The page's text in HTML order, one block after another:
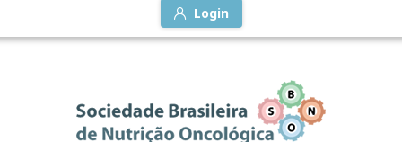
Login